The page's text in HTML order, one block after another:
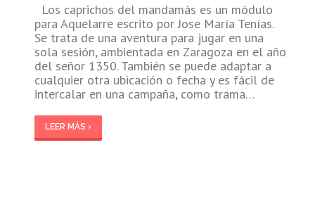
Los caprichos del mandamás es un módulo
para Aquelarre escrito por Jose María Tenías.
Se trata de una aventura para jugar en una
sola sesión, ambientada en Zaragoza en el año
del señor 1350. También se puede adaptar a
cualquier otra ubicación o fecha y es fácil de
intercalar en una campaña, como trama…
LEER MÁS ›